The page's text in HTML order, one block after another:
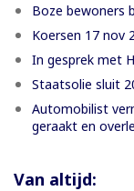
Boze bewoners
Koersen 17 nov
In gesprek met
Staatsolie sluit
Automobilist
geraakt en
Van altijd: